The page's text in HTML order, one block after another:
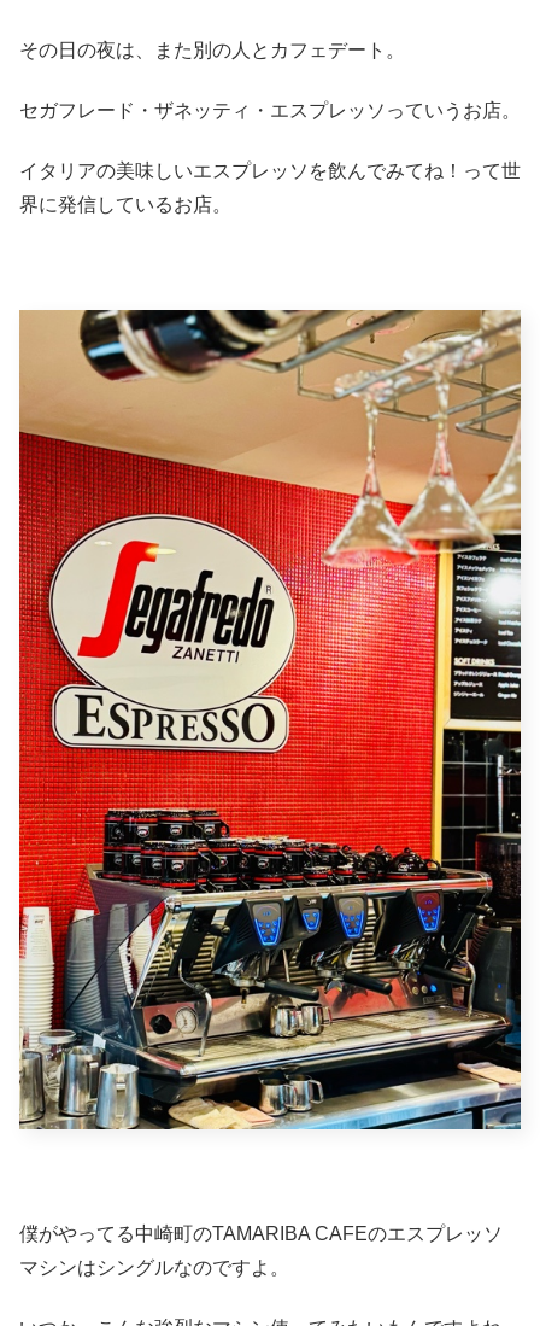
その日の夜は、また別の人とカフェデート。
セガフレード・ザネッティ・エスプレッソっていうお店。
イタリアの美味しいエスプレッソを飲んでみてね！って世
界に発信しているお店。
僕がやってる中崎町のTAMARIBA CAFEのエスプレッソ
マシンはシングルなのですよ。